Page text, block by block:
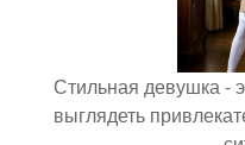
Стильная девушка -
выглядеть